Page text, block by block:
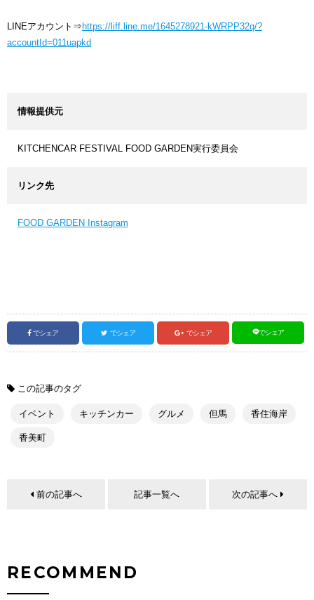
LINEアカウント⇒ https://liff.line.me/1645278921-kWRPP32q/?
accountId=011uapkd
情報提供元
KITCHENCAR FESTIVAL FOOD GARDEN実行委員会
リンク先
FOOD GARDEN Instagram
でシェア でシェア でシェア でシェア
この記事のタグ
イベント キッチンカー グルメ 但馬 香住海岸
香美町
前の記事へ 記事一覧へ 次の記事へ
RECOMMEND